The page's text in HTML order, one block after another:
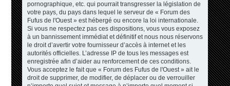
pornographique, etc. qui pourrait transgresser la législation de
votre pays, du pays dans lequel le serveur de « Forum des
Fufus de l'Ouest » est hébergé ou encore la loi internationale.
Si vous ne respectez pas ces dispositions, vous vous exposez
à un bannissement immédiat et définitif et nous nous réservons
le droit d’avertir votre fournisseur d’accès à internet et les
autorités officielles. L’adresse IP de tous les messages est
enregistrée afin d’aider au renforcement de ces conditions.
Vous acceptez le fait que « Forum des Fufus de l'Ouest » ait le
droit de supprimer, de modifier, de déplacer ou de verrouiller